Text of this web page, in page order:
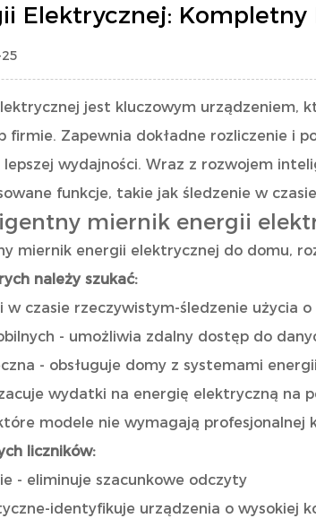
Elektrycznej: Kompletny
jest kluczowym urządzeniem,
firmie. Zapewnia dokładne rozliczenie i
wydajności. Wraz z rozwojem
funkcje, takie jak śledzenie w
miernik energii
miernik energii elektrycznej do domu,
należy szukać:
czasie rzeczywistym-śledzenie użycia
- umożliwia zdalny dostęp do
- obsługuje domy z systemami
wydatki na energię elektryczną na
modele nie wymagają profesjonalnej
liczników:
- eliminuje szacunkowe odczyty
identyfikuje urządzenia o wysokiej